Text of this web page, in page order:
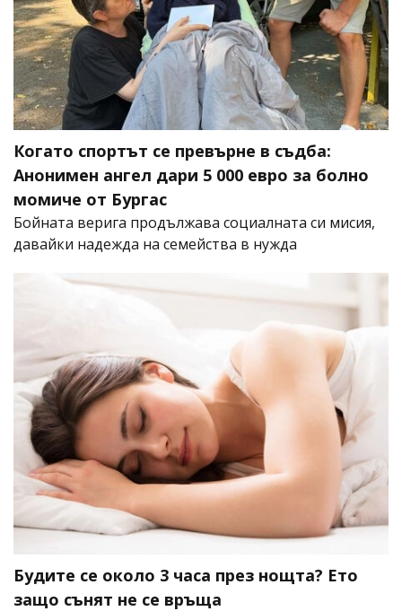
Когато спортът се превърне в съдба:
Анонимен ангел дари 5 000 евро за болно
момиче от Бургас
Бойната верига продължава социалната си мисия,
давайки надежда на семейства в нужда
Будите се около 3 часа през нощта? Ето
защо сънят не се връща